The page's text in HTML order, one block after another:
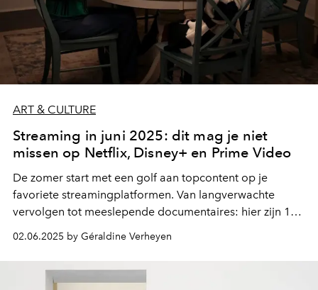
ART & CULTURE
Streaming in juni 2025: dit mag je niet
missen op Netflix, Disney+ en Prime Video
De zomer start met een golf aan topcontent op je
favoriete streamingplatformen. Van langverwachte
vervolgen tot meeslepende documentaires: hier zijn 12
nieuwe titels die je bingelist verdienen in juni 2025.
02.06.2025 by Géraldine Verheyen